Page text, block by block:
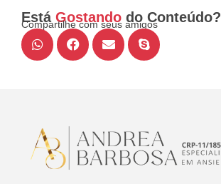
Está Gostando do Conteúdo?
Compartilhe com seus amigos